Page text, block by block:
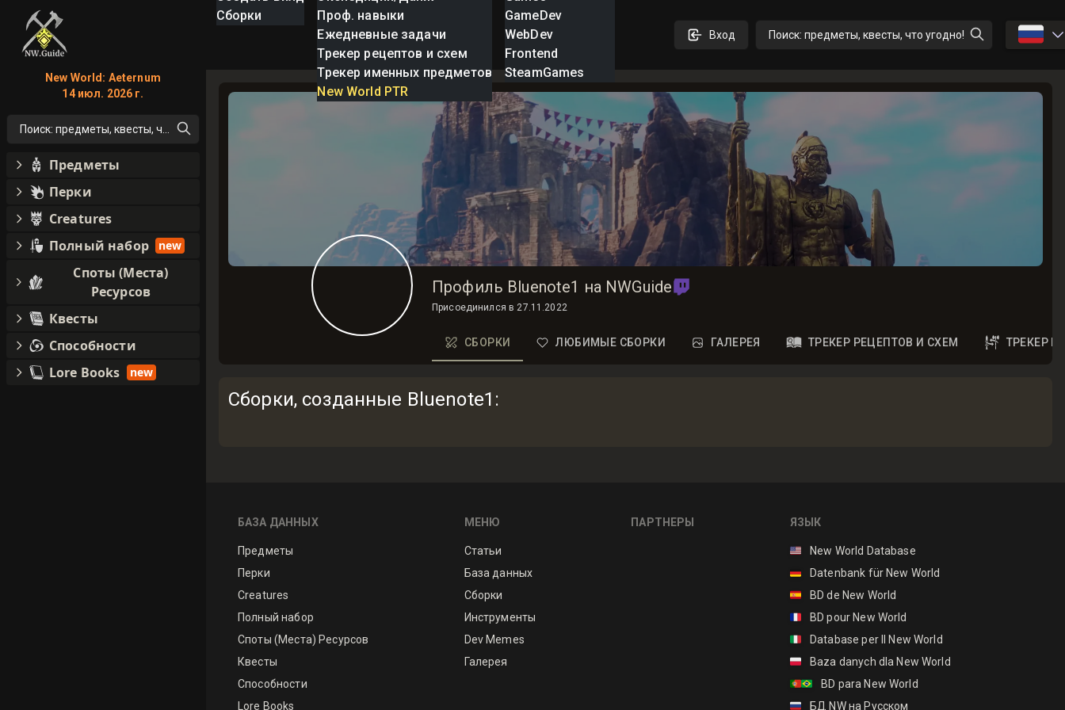
Сборки
Проф. навыки
Ежедневные задачи
Трекер рецептов и схем
Трекер именных предметов
New World PTR
GameDev
WebDev
Frontend
SteamGames
Вход Поиск: предметы, квесты, что угодно! 🇷🇺
Профиль Bluenote1 на NWGuide
Присоединился в 27.11.2022
СБОРКИ ЛЮБИМЫЕ СБОРКИ ГАЛЕРЕЯ ТРЕКЕР РЕЦЕПТОВ И СХЕМ ТРЕКЕР
Сборки, созданные Bluenote1 :
БАЗА ДАННЫХ
Предметы
Перки
Creatures
Полный набор
Споты (Места) Ресурсов
Квесты
Способности
Lore Books
МЕНЮ
Статьи
База данных
Сборки
Инструменты
Dev Memes
Галерея
ПАРТНЕРЫ ЯЗЫК
🇺🇸
New World Database
🇩🇪
Datenbank für New World
🇪🇸
BD de New World
🇫🇷
BD pour New World
🇮🇹
Database per Il New World
🇵🇱
Baza danych dla New World
🇵🇹🇧🇷
BD para New World
🇷🇺
БД NW на Русском
New World: Aeternum
14 июл. 2026 г.
Поиск: предметы, квесты, что угодно!
Предметы
Перки
Creatures
Полный набор
new
Споты (Места)
Ресурсов
Квесты
Способности
Lore Books
new